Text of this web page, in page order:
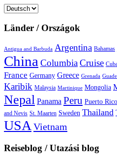
Sprache
Länder / Országok
Antigua and Barbuda Argentina Bahamas
China ColumbiaCruise
France Germany Greece Grenada
Karibik Malaysia Martinique Mongolia
Nepal Panama Peru Puerto Rico
and Nevis St. Maarten Sweden Thailand
USAVietnam
Reiseblog / Utazási blog